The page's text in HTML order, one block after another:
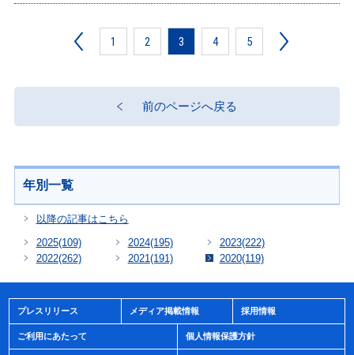
1 2 3 4 5
前のページへ戻る
年別一覧
以降の記事はこちら
2025(109) 2024(195) 2023(222)
2022(262) 2021(191) 2020(119)
プレスリリース メディア掲載情報 採用情報
ご利用にあたって 個人情報保護方針